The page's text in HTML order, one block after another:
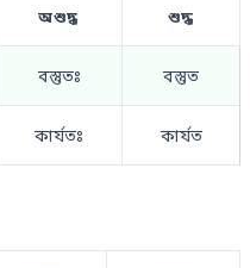
অশুদ্ধ শুদ্ধ
বস্তুতঃ বস্তুত
কার্যতঃ কার্যত